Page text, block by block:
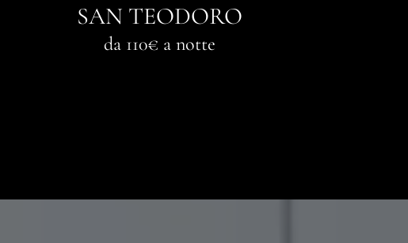
SAN TEODORO
da 110€ a notte